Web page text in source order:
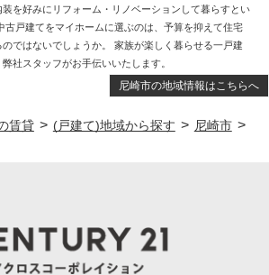
尼崎市の地域情報はこちらへ
を好みにリフォーム・リノベーションして暮らすとい
古戸建てをマイホームに選ぶのは、予算を抑えて住宅
ではないでしょうか。 家族が楽しく暮らせる一戸建
社スタッフがお手伝いいたします。
賃貸 > (戸建て)地域から探す > 尼崎市 >